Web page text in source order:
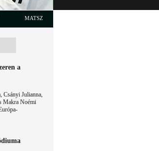
MATSZ
a
Csányi Julianna,
Makra Noémi